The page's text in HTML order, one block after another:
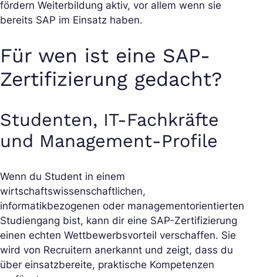
fördern Weiterbildung aktiv, vor allem wenn sie
bereits SAP im Einsatz haben.
Für wen ist eine SAP-
Zertifizierung gedacht?
Studenten, IT-Fachkräfte
und Management-Profile
Wenn du Student in einem
wirtschaftswissenschaftlichen,
informatikbezogenen oder managementorientierten
Studiengang bist, kann dir eine SAP-Zertifizierung
einen echten Wettbewerbsvorteil verschaffen. Sie
wird von Recruitern anerkannt und zeigt, dass du
über einsatzbereite, praktische Kompetenzen